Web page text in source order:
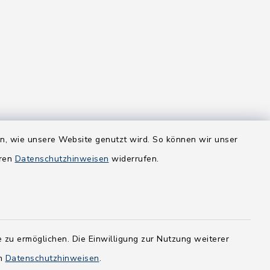
wie unsere Website genutzt wird. So können wir unser
Datenschutzhinweisen widerrufen.
ermöglichen. Die Einwilligung zur Nutzung weiterer
Datenschutzhinweisen.